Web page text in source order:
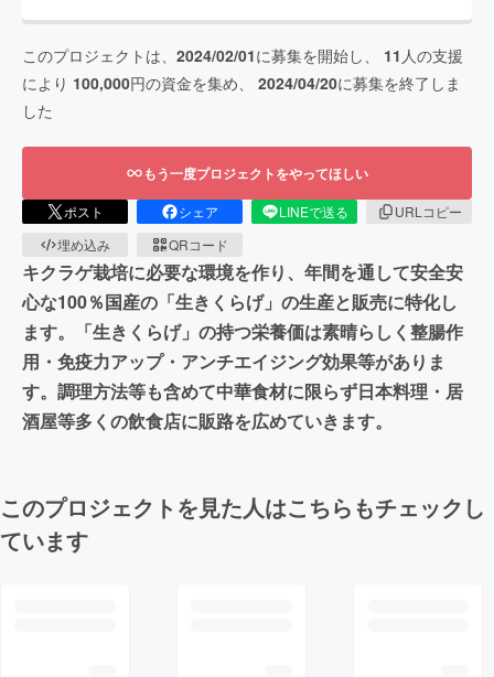
このプロジェクトは、 2024/02/01に募集を開始し、 11 人の支援
により 100,000円の資金を集め、 2024/04/20に募集を終了しま
した
もう一度プロジェクトをやってほしい
ポスト シェア LINEで送る
URLコピー
埋め込み
QRコード
キクラゲ栽培に必要な環境を作り、年間を通して安全安
心な100％国産の「生きくらげ」の生産と販売に特化し
ます。「生きくらげ」の持つ栄養価は素晴らしく整腸作
用・免疫力アップ・アンチエイジング効果等がありま
す。調理方法等も含めて中華食材に限らず日本料理・居
酒屋等多くの飲食店に販路を広めていきます。
このプロジェクトを見た人はこちらもチェックし
ています